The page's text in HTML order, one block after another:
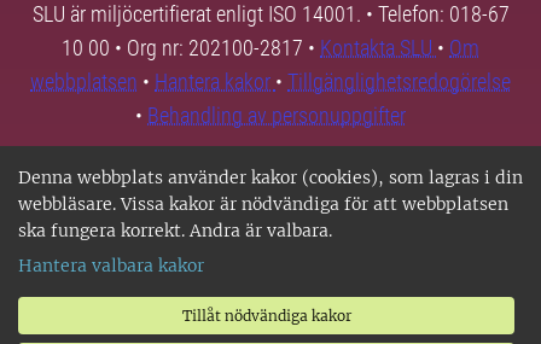
Denna webbplats använder kakor (cookies), som lagras i din
webbläsare. Vissa kakor är nödvändiga för att webbplatsen
ska fungera korrekt. Andra är valbara.
Hantera valbara kakor
Tillåt nödvändiga kakor
SLU är miljöcertifierat enligt ISO 14001. • Telefon: 018-67
10 00 • Org nr: 202100-2817 • Kontakta SLU • Om
webbplatsen • Hantera kakor • Tillgänglighetsredogörelse
• Behandling av personuppgifter